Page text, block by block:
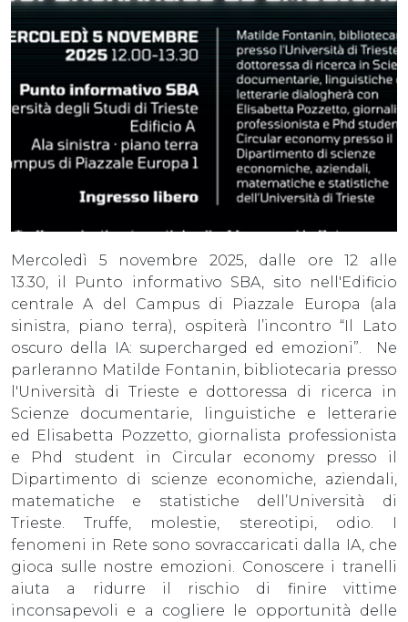
Mercoledì 5 novembre 2025, dalle ore 12 alle
13.30, il Punto informativo SBA, sito nell'Edificio
centrale A del Campus di Piazzale Europa (ala
sinistra, piano terra), ospiterà l’incontro “Il Lato
oscuro della IA: supercharged ed emozioni”. Ne
parleranno Matilde Fontanin, bibliotecaria presso
l'Università di Trieste e dottoressa di ricerca in
Scienze documentarie, linguistiche e letterarie
ed Elisabetta Pozzetto, giornalista professionista
e Phd student in Circular economy presso il
Dipartimento di scienze economiche, aziendali,
matematiche e statistiche dell’Università di
Trieste. Truffe, molestie, stereotipi, odio. I
fenomeni in Rete sono sovraccaricati dalla IA, che
gioca sulle nostre emozioni. Conoscere i tranelli
aiuta a ridurre il rischio di finire vittime
inconsapevoli e a cogliere le opportunità delle